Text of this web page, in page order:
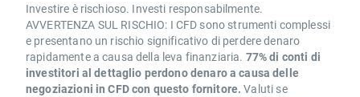
Investire è rischioso. Investi responsabilmente.
AVVERTENZA SUL RISCHIO: I CFD sono strumenti complessi
e presentano un rischio significativo di perdere denaro
rapidamente a causa della leva finanziaria. 77% di conti di
investitori al dettaglio perdono denaro a causa delle
negoziazioni in CFD con questo fornitore. Valuti se